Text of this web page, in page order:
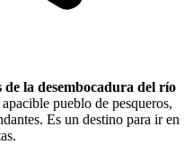
la desembocadura del río
pueblo de pesqueros,
Es un destino para ir en